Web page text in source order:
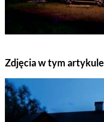
Zdjęcia w tym artykule